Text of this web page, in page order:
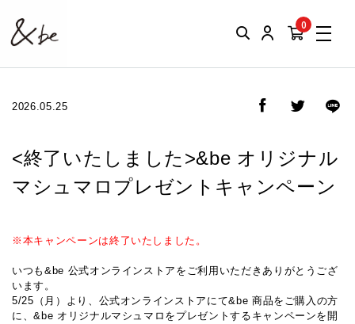
0
2026.05.25
<終了いたしました>&be オリジナル
マシュマロプレゼントキャンペーン
※本キャンペーンは終了いたしました。
いつも&be 公式オンラインストアをご利用いただきありがとうござ
います。
5/25（月）より、公式オンラインストアにて&be 商品をご購入の方
に、&be オリジナルマシュマロをプレゼントするキャンペーンを開